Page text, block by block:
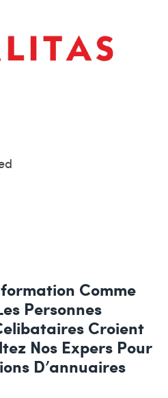
Comme
Personnes
Croient
Nos Expers Pour
D’annuaires